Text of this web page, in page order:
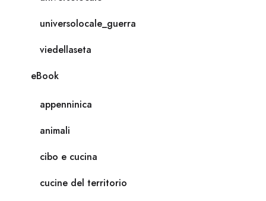
universolocale_guerra
viedellaseta
eBook
appenninica
animali
cibo e cucina
cucine del territorio